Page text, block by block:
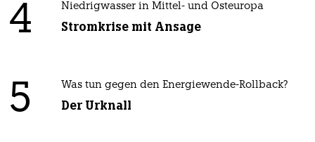
4 Niedrigwasser in Mittel- und Osteuropa
Stromkrise mit Ansage
5 Was tun gegen den Energiewende-Rollback?
Der Urknall